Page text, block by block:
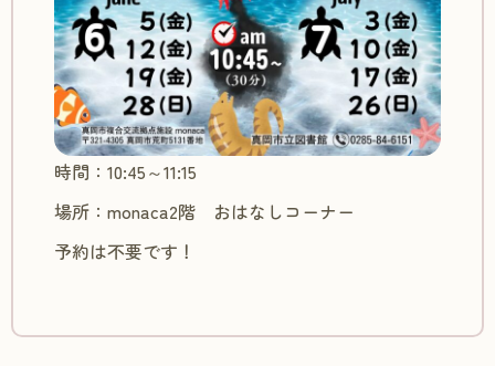
時間：10:45～11:15
場所：monaca2階 おはなしコーナー
予約は不要です！